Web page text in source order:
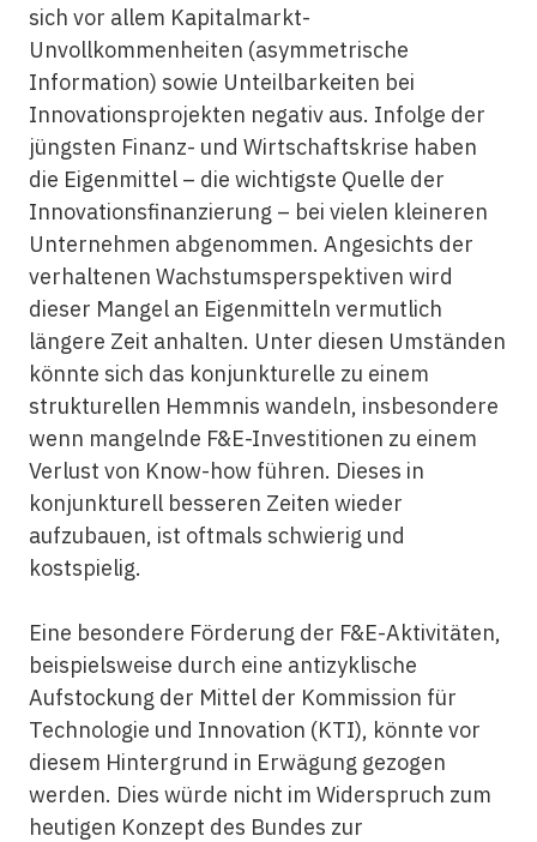
sich vor allem Kapitalmarkt-
Unvollkommenheiten (asymmetrische
Information) sowie Unteilbarkeiten bei
Innovationsprojekten negativ aus. Infolge der
jüngsten Finanz- und Wirtschaftskrise haben
die Eigenmittel – die wichtigste Quelle der
Innovationsfinanzierung – bei vielen kleineren
Unternehmen abgenommen. Angesichts der
verhaltenen Wachstumsperspektiven wird
dieser Mangel an Eigenmitteln vermutlich
längere Zeit anhalten. Unter diesen Umständen
könnte sich das konjunkturelle zu einem
strukturellen Hemmnis wandeln, insbesondere
wenn mangelnde F&E-Investitionen zu einem
Verlust von Know-how führen. Dieses in
konjunkturell besseren Zeiten wieder
aufzubauen, ist oftmals schwierig und
kostspielig.
Eine besondere Förderung der F&E-Aktivitäten,
beispielsweise durch eine antizyklische
Aufstockung der Mittel der Kommission für
Technologie und Innovation (KTI), könnte vor
diesem Hintergrund in Erwägung gezogen
werden. Dies würde nicht im Widerspruch zum
heutigen Konzept des Bundes zur